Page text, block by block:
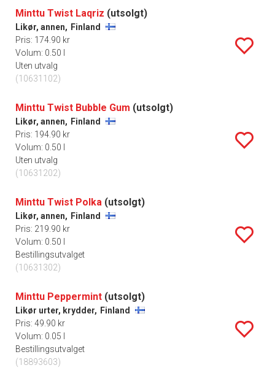
Minttu Twist Laqriz (utsolgt)
Likør, annen, Finland
Pris: 174.90 kr
Volum: 0.50 l
Uten utvalg
(10631102)
Minttu Twist Bubble Gum (utsolgt)
Likør, annen, Finland
Pris: 194.90 kr
Volum: 0.50 l
Uten utvalg
(10631202)
Minttu Twist Polka (utsolgt)
Likør, annen, Finland
Pris: 219.90 kr
Volum: 0.50 l
Bestillingsutvalget
(10631302)
Minttu Peppermint (utsolgt)
Likør urter, krydder, Finland
Pris: 49.90 kr
Volum: 0.05 l
Bestillingsutvalget
(18893603)